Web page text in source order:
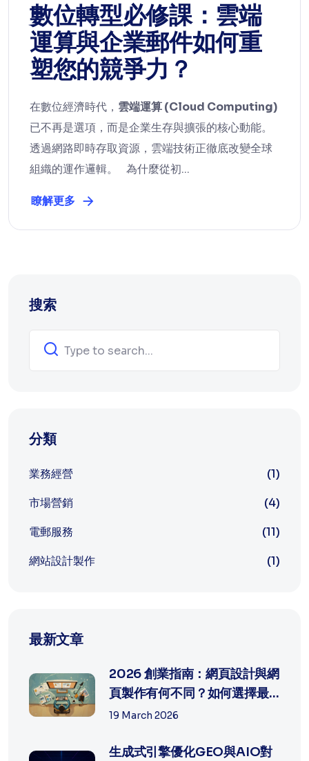
數位轉型必修課：雲端
運算與企業郵件如何重
塑您的競爭力？
在數位經濟時代， 雲端運算 (Cloud Computing)
已不再是選項，而是企業生存與擴張的核心動能。
透過網路即時存取資源，雲端技術正徹底改變全球
組織的運作邏輯。 為什麼從初...
瞭解更多
搜索
分類
業務經營
(1)
市場營銷
(4)
電郵服務
(11)
網站設計製作
(1)
最新文章
2026 創業指南：網頁設計與網
頁製作有何不同？如何選擇最
適合中...
19 March 2026
生成式引擎優化GEO與AIO對